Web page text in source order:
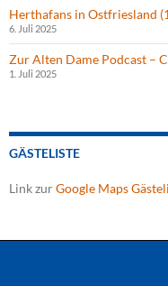
Herthafans in Ostfriesland
6. Juli 2025
Zur Alten Dame Podcast –
1. Juli 2025
GÄSTELISTE
Link zurGoogle Maps